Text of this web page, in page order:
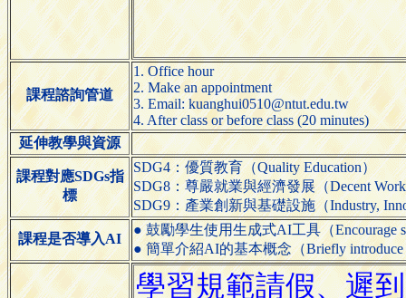
課程諮詢管道
1. Office hour
2. Make an appointment
3. Email: kuanghui0510@ntut.edu.tw
4. After class or before class (20 minutes)
延伸教學與資源
課程對應SDGs指
標
SDG4：優質教育（Quality Education）
SDG8：尊嚴就業與經濟發展（Decent
SDG9：產業創新與基礎設施（Industry,
課程是否導入AI
● 鼓勵學生使用生成式AI工具（Encourage
● 簡單介紹AI的基本概念（Briefly introduce